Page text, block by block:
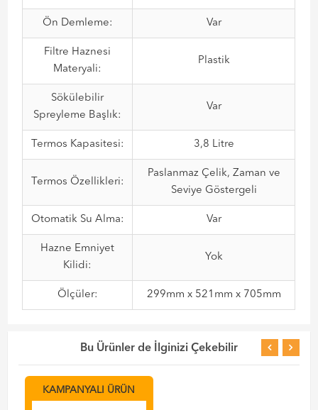
Ön Demleme: Var
Filtre Haznesi
Materyali:
Plastik
Sökülebilir
Spreyleme Başlık:
Var
Termos Kapasitesi: 3,8 Litre
Termos Özellikleri:
Paslanmaz Çelik, Zaman ve
Seviye Göstergeli
Otomatik Su Alma: Var
Hazne Emniyet
Kilidi:
Yok
Ölçüler: 299mm x 521mm x 705mm
Bu Ürünler de İlginizi Çekebilir
KAMPANYALI ÜRÜN